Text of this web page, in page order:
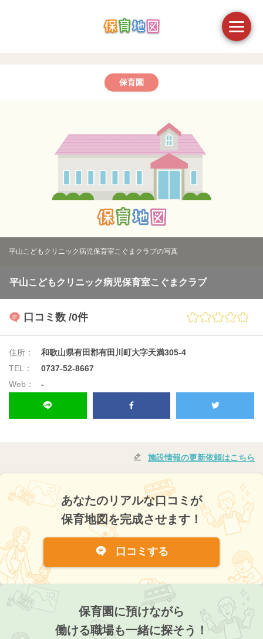
保育園
平山こどもクリニック病児保育室こぐまクラブの写真
平山こどもクリニック病児保育室こぐまクラブ
口コミ数 /0件
住所：
和歌山県有田郡有田川町大字天満305-4
TEL：
0737-52-8667
Web：
-
施設情報の更新依頼はこちら
あなたのリアルな口コミが
保育地図を完成させます！
口コミする
保育園に預けながら
働ける職場も一緒に探そう！